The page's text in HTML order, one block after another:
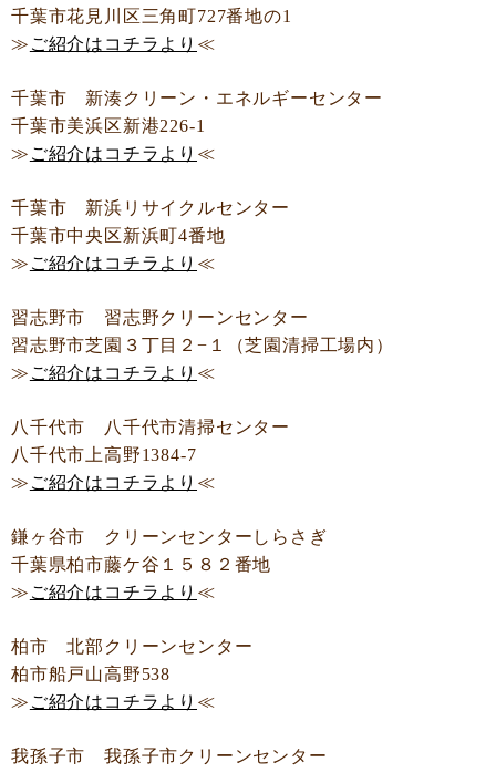
千葉市花見川区三角町727番地の1
≫ ご紹介はコチラより ≪
千葉市 新湊クリーン・エネルギーセンター
千葉市美浜区新港226-1
≫ ご紹介はコチラより ≪
千葉市 新浜リサイクルセンター
千葉市中央区新浜町4番地
≫ ご紹介はコチラより ≪
習志野市 習志野クリーンセンター
習志野市芝園３丁目２−１（芝園清掃工場内）
≫ ご紹介はコチラより ≪
八千代市 八千代市清掃センター
八千代市上高野1384-7
≫ ご紹介はコチラより ≪
鎌ヶ谷市 クリーンセンターしらさぎ
千葉県柏市藤ケ谷１５８２番地
≫ ご紹介はコチラより ≪
柏市 北部クリーンセンター
柏市船戸山高野538
≫ ご紹介はコチラより ≪
我孫子市 我孫子市クリーンセンター